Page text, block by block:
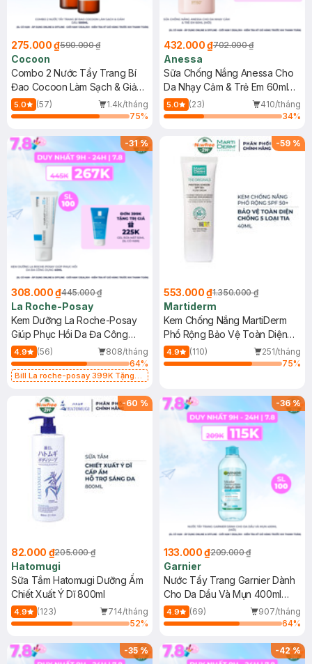
275.000 ₫590.000 ₫
Cocoon
Combo 2 Nước Tẩy Trang Bí
Đao Cocoon Làm Sạch & Giảm
Dầu 500ml
5.0 (57)
1.4k/tháng
75%
432.000 ₫702.000 ₫
Anessa
Sữa Chống Nắng Anessa Cho
Da Nhạy Cảm & Trẻ Em 60ml
(Mới)
5.0 (23)
410/tháng
34%
-31%
308.000 ₫445.000 ₫
La Roche-Posay
Kem Dưỡng La Roche-Posay
Giúp Phục Hồi Da Đa Công
Dụng 40ml
4.9 (56)
808/tháng
64%
Bill La roche-posay 399K Tặng
(SL có hạn)
-59 %
553.000 ₫1.350.000 ₫
Martiderm
Kem Chống Nắng MartiDerm
Phổ Rộng Bảo Vệ Toàn Diện
40ml
4.9 (110)
251/tháng
75%
-60 %
82.000 ₫205.000 ₫
Hatomugi
Sữa Tắm Hatomugi Dưỡng Ẩm
Chiết Xuất Ý Dĩ 800ml
4.9 (123)
714/tháng
52%
-36%
133.000 ₫209.000 ₫
Garnier
Nước Tẩy Trang Garnier Dành
Cho Da Dầu Và Mụn 400ml
(Mới)
4.9 (69)
907/tháng
64%
-35% -42%